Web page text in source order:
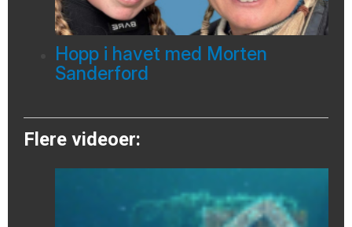
Hopp i havet med Morten
Sanderford
Flere videoer: